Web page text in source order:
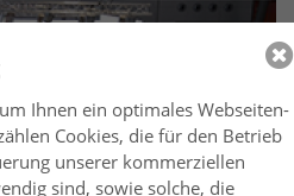
Ihnen ein optimales Webseiten-
Cookies, die für den Betrieb
unserer kommerziellen
sind, sowie solche, die